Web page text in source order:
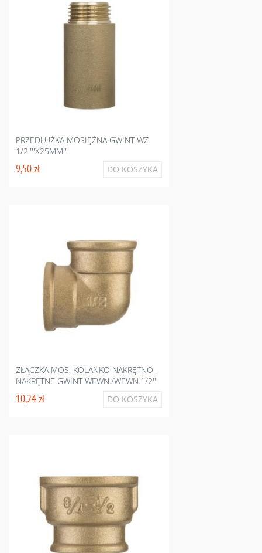
PRZEDŁUŻKA MOSIĘŻNA GWINT WZ
1/2''''X25MM''
9,50 zł DO KOSZYKA
ZŁĄCZKA MOS. KOLANKO NAKRĘTNO-
NAKRĘTNE GWINT WEWN./WEWN.1/2''
10,24 zł DO KOSZYKA